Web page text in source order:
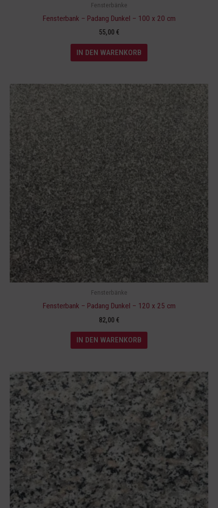
Fensterbänke
Fensterbank – Padang Dunkel – 100 x 20 cm
55,00 €
IN DEN WARENKORB
Fensterbänke
Fensterbank – Padang Dunkel – 120 x 25 cm
82,00 €
IN DEN WARENKORB